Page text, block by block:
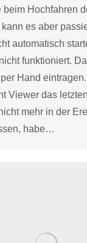
beim Hochfahren
kann es aber
automatisch
funktioniert.
Hand
Viewer das
mehr in der
habe…